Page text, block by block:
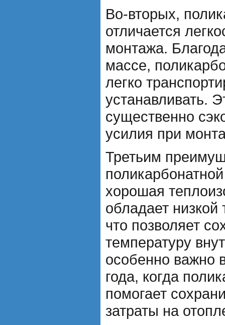
Во-вторых,
отличается
монтажа.
массе,
легко
устанавливать.
существенно
усилия при
Третьим
хорошая
обладает
что позволяет
температуру
особенно важно
года, когда
помогает
затраты на